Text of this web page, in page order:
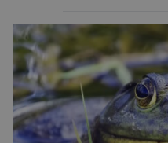
jsou alergičtí. Jejich
přecitlivěle reaguje
psích slinách, potu,
zachycených v srsti.
upravili psy, aby […]